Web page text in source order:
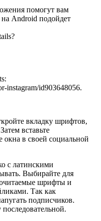
помогут вам
Android подойдет
instagram/id903648056.
вкладку шрифтов,
вставьте
в своей социальной
с латинскими
Выбирайте для
шрифты и
Так как
подписчиков.